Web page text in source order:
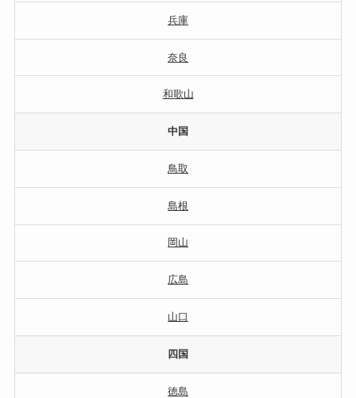
兵庫
奈良
和歌山
中国
鳥取
島根
岡山
広島
山口
四国
徳島